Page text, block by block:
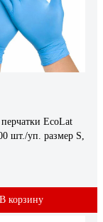
EcoLat
шт./уп. размер S,
В корзину